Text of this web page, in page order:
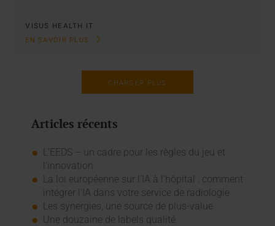
VISUS HEALTH IT
EN SAVOIR PLUS
CHARGER PLUS
Articles récents
L’EEDS – un cadre pour les règles du jeu et
l’innovation
La loi européenne sur l'IA à l'hôpital : comment
intégrer l'IA dans votre service de radiologie
Les synergies, une source de plus-value
Une douzaine de labels qualité